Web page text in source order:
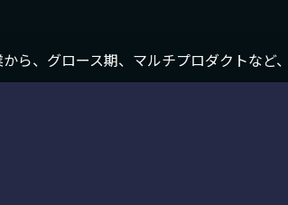
ら、グロース期、マルチプロダクトなど